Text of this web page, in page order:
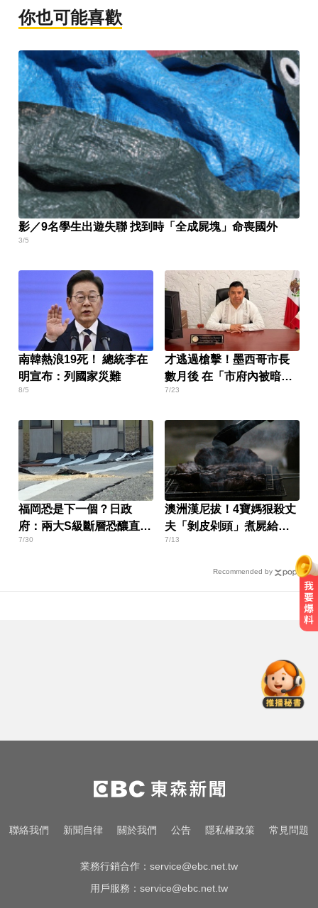
你也可能喜歡
影／9名學生出遊失聯 找到時「全成屍塊」命喪國外
3/5
南韓熱浪19死！ 總統李在
明宣布：列國家災難
8/5
才逃過槍擊！墨西哥市長
數月後 在「市府內被暗
殺」身亡
7/23
福岡恐是下一個？日政
府：兩大S級斷層恐釀直下
型強震
7/30
澳洲漢尼拔！4寶媽狠殺丈
夫「剝皮剁頭」煮屍給孩
吃
7/13
Recommended by
逝...好友悲痛證實
標普、道瓊再創新高！ 美股連5日
大漲
醫起看／20歲男私密處驚見「白刺
聯絡我們 新聞自律 關於我們 公告 隱私權政策 常見問題
業務行銷合作： service@ebc.net.tw
用戶服務： service@ebc.net.tw